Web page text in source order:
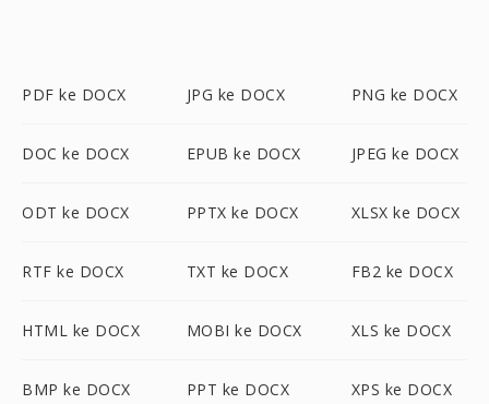
PDF ke DOCX JPG ke DOCX PNG ke DOCX
DOC ke DOCX EPUB ke DOCX JPEG ke DOCX
ODT ke DOCX PPTX ke DOCX XLSX ke DOCX
RTF ke DOCX TXT ke DOCX FB2 ke DOCX
HTML ke DOCX MOBI ke DOCX XLS ke DOCX
BMP ke DOCX PPT ke DOCX XPS ke DOCX